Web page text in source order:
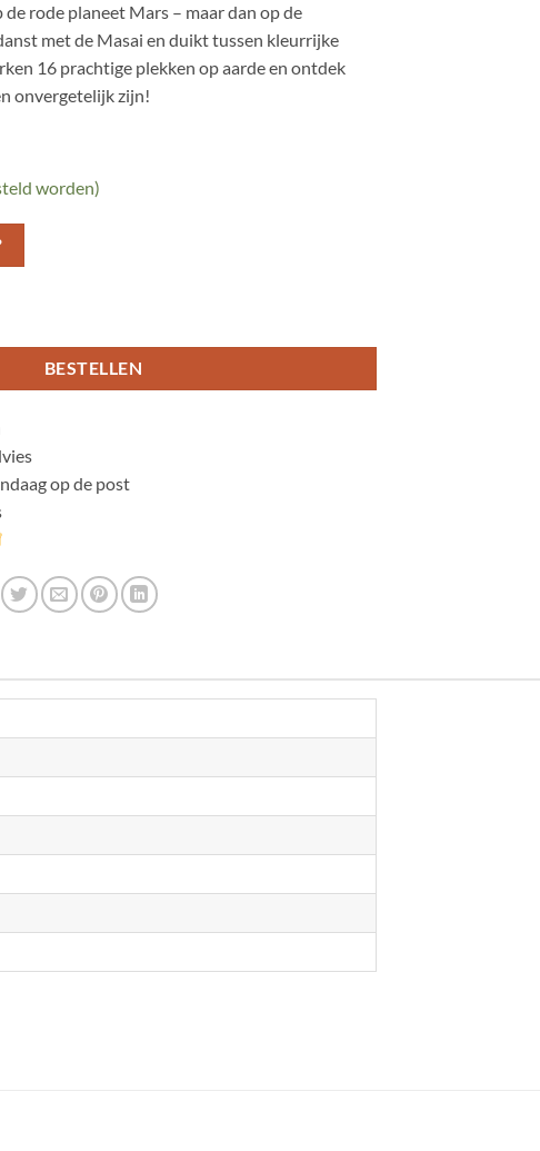
rode planeet Mars – maar dan op de
met de Masai en duikt tussen kleurrijke
16 prachtige plekken op aarde en ontdek
onvergetelijk zijn!
worden)
BESTELLEN
op de post